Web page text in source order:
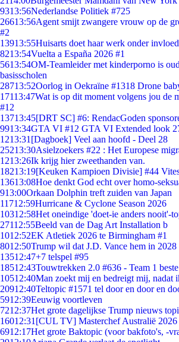
9313:56Nederlandse Politiek #725
26613:56Agent smijt zwangere vrouw op de
#2
13913:55Huisarts doet haar werk onder
8213:54Vuelta a España 2026 #1
5613:54OM-Teamleider met kinderporno is
basisscholen
28713:52Oorlog in Oekraïne #1318 Drone
17113:47Wat is op dit moment volgens jou de
#12
13713:45[DRT SC] #6: RendacGoden
9913:34GTA VI #12 GTA VI Extended look
1213:31 [Dagboek] Veel aan hoofd - Deel 28
25213:30Asielzoekers #22 : Het Europese
1213:26Ik krijg hier zweethanden van.
18213:19[Keuken Kampioen Divisie] #44
13613:08Hoe denkt God echt over homo-
913:00Orkaan Dolphin treft zuiden van Japan
11712:59Hurricane & Cyclone Season 2026
10312:58Het oneindige 'doet-ie anders nooit'-
27112:55Beeld van de Dag Art Installation b
1012:52EK Atletiek 2026 te Birmingham #1
8012:50Trump wil dat J.D. Vance hem in
13512:47+7 telspel #95
18512:43Touwtrekken 2.0 #636 - Team 1
10512:40Man zoekt mij en bedreigt mij, nadat
20912:40Teltopic #1571 tel door en door en
5912:39Eeuwig voortleven
7212:37Het grote dagelijkse Trump nieuws
16012:31 [CUL TV] Masterchef Australië 2026
6912:17Het grote Baktopic (voor bakfoto's, -